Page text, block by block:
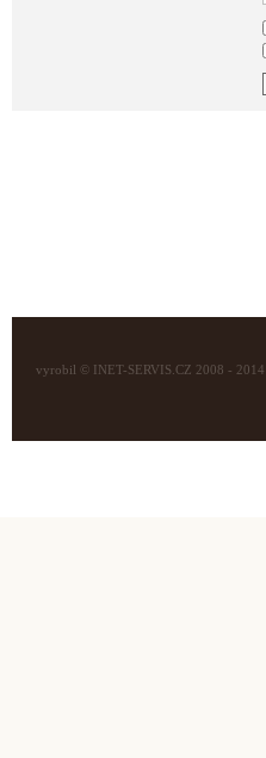
vyrobil © INET-SERVIS.CZ 2008 - 2014